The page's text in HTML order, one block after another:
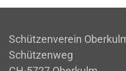
Schützenverein
Schützenweg